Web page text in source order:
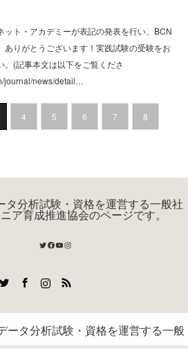
ット・アカデミーが表記の発表を行い、BCN
ありがとうございます！実践試験の受験をお
(記事本文は以下をご覧くださ
journal/news/detail…
4 5 6 7 8
タ分析試験・資格を運営する一般社
ア育成推進協会のページです。
Twitter
Facebook
YouTube
Instagram
ータ分析試験・資格を運営する一般